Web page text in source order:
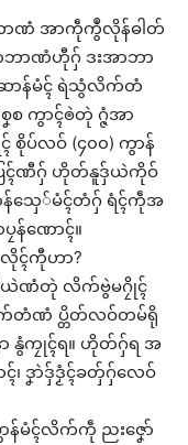
ဘာဏံ အာကဵုကွဳလိုန်ဓါတ်
ဘာဏံဟီုဂှ် ဒးအာဘာ
ဆာန်မံၚ် ရဲသွံလိက်တံ
ကွာၚ်ၜဲတုဲ ဂ္ဇံအာ
စိုပ်လဝ် (၄၀၀) ကွာန်
ြၚ်ဏီဂှ် ဟိုတ်နူဒှ်ယဲကိုဝ်
န်သှေ်မံၚ်တံဂှ် ရံၚ်ကဵုအ
ဏောၚ်။
ၚ်ကီုဟာ?
ယဲဏံတုဲ လိက်ဗွဲမဂၠိုၚ်
က်တံဏံ ပ္တိတ်လဝ်တမ်ရို
နွံကၠုၚ်ရ။ ဟိုတ်ဂှ်ရ အ
ဒၞာဲဒှ်ဒၟံၚ်ခတှ်ဂှ်လေဝ်
န်မံၚ်လိက်ကဵု ညးဇၞော်